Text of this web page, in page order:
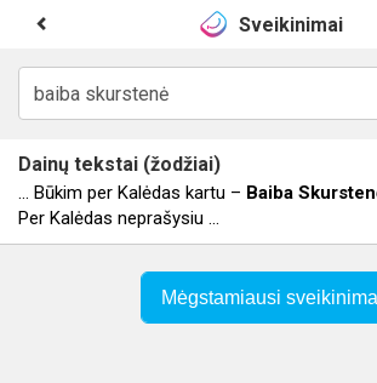
Sveikinimai
Dainų tekstai (žodžiai)
... Būkim per Kalėdas kartu – Baiba
Per Kalėdas neprašysiu ...
Mėgstamiausi